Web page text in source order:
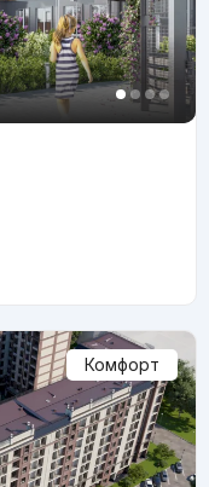
Комфорт